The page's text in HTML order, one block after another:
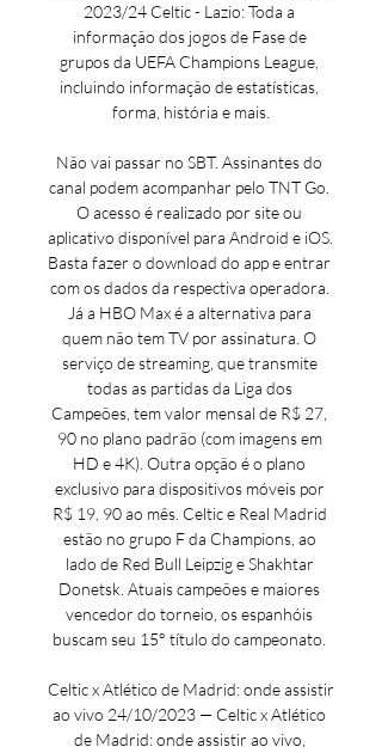
2023/24 Celtic - Lazio: Toda a
informação dos jogos de Fase de
grupos da UEFA Champions League,
incluindo informação de estatísticas,
forma, história e mais.
Não vai passar no SBT. Assinantes do
canal podem acompanhar pelo TNT Go.
O acesso é realizado por site ou
aplicativo disponível para Android e iOS.
Basta fazer o download do app e entrar
com os dados da respectiva operadora.
Já a HBO Max é a alternativa para
quem não tem TV por assinatura. O
serviço de streaming, que transmite
todas as partidas da Liga dos
Campeões, tem valor mensal de R$ 27,
90 no plano padrão (com imagens em
HD e 4K). Outra opção é o plano
exclusivo para dispositivos móveis por
R$ 19, 90 ao mês. Celtic e Real Madrid
estão no grupo F da Champions, ao
lado de Red Bull Leipzig e Shakhtar
Donetsk. Atuais campeões e maiores
vencedor do torneio, os espanhóis
buscam seu 15° título do campeonato.
Celtic x Atlético de Madrid: onde assistir
ao vivo 24/10/2023 — Celtic x Atlético
de Madrid: onde assistir ao vivo,